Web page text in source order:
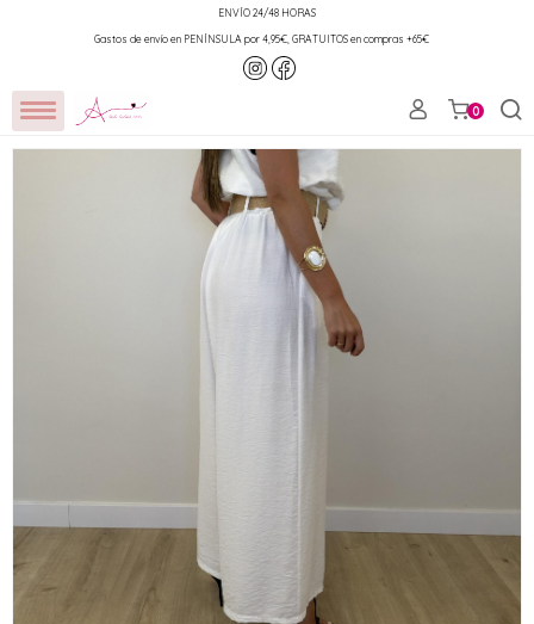
ENVÍO 24/48 HORAS
Gastos de envío en PENÍNSULA por 4,95€, GRATUITOS en compras +65€
0